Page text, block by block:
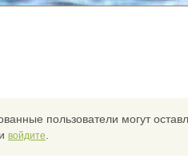
пользователи могут
войдите